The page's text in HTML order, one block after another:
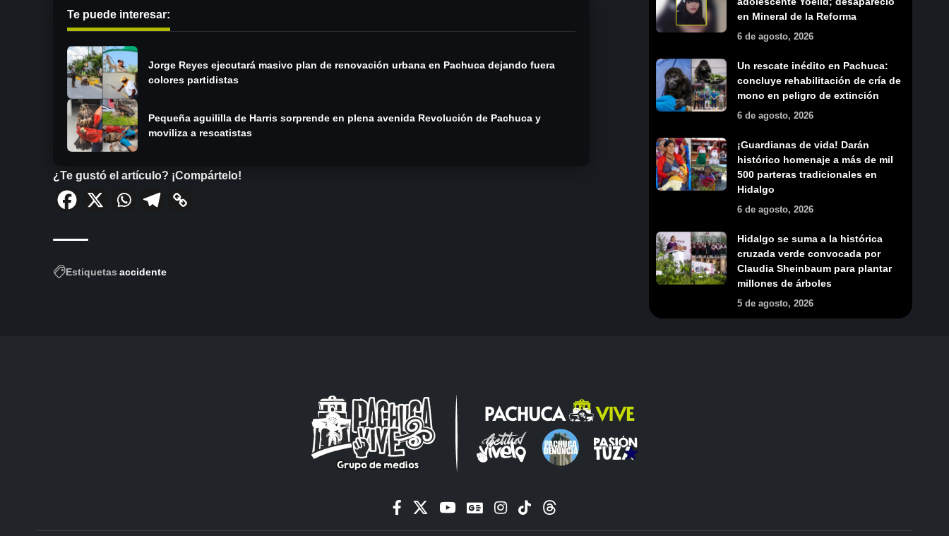
Te puede interesar:
Jorge Reyes ejecutará masivo plan de renovación urbana en Pachuca dejando fuera
colores partidistas
Pequeña aguililla de Harris sorprende en plena avenida Revolución de Pachuca y
moviliza a rescatistas
¿Te gustó el artículo? ¡Compártelo!
Estiquetas accidente
en Mineral de la Reforma
6 de agosto, 2026
Un rescate inédito en Pachuca:
concluye rehabilitación de cría de
mono en peligro de extinción
6 de agosto, 2026
¡Guardianas de vida! Darán
histórico homenaje a más de mil
500 parteras tradicionales en
Hidalgo
6 de agosto, 2026
Hidalgo se suma a la histórica
cruzada verde convocada por
Claudia Sheinbaum para plantar
millones de árboles
5 de agosto, 2026